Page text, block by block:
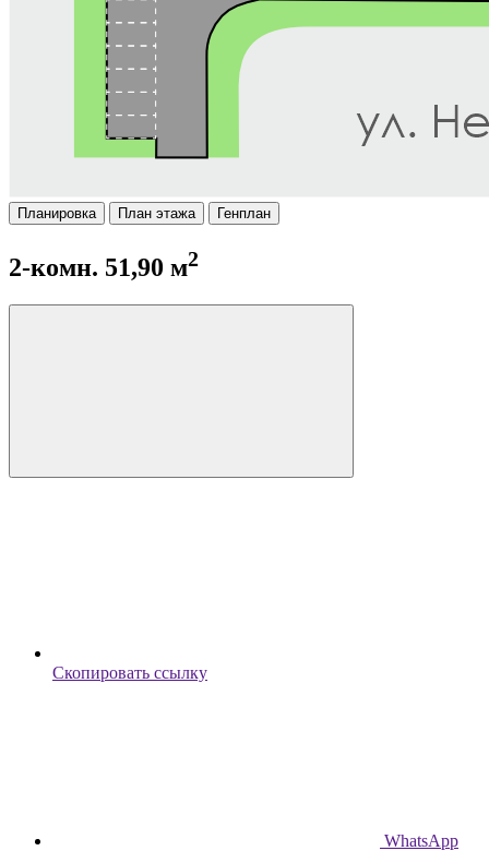
Планировка План этажа Генплан
2-комн. 51,90 м2
Скопировать ссылку
WhatsApp